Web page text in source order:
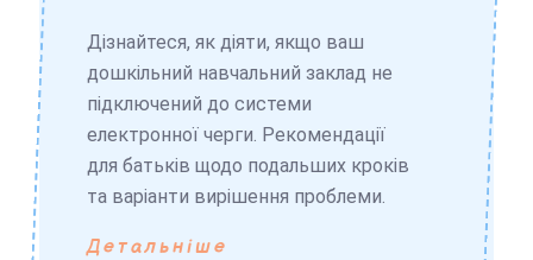
Дізнайтеся, як діяти, якщо ваш
дошкільний навчальний заклад не
підключений до системи
електронної черги. Рекомендації
для батьків щодо подальших кроків
та варіанти вирішення проблеми.
Детальніше